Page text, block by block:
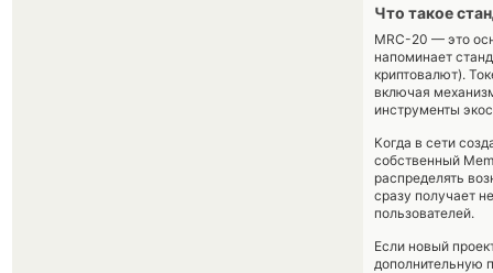
Что такое
MRC-20 — это
напоминает
криптовалют).
включая
инструменты
Когда в сети
собственный
распределять
сразу получает
пользователей.
Если новый
дополнительную